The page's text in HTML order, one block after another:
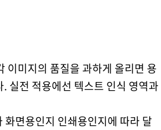
이미지의 품질을 과하게 올리면 용
실전 적용에선 텍스트 인식 영역과
면용인지 인쇄용인지에 따라 달